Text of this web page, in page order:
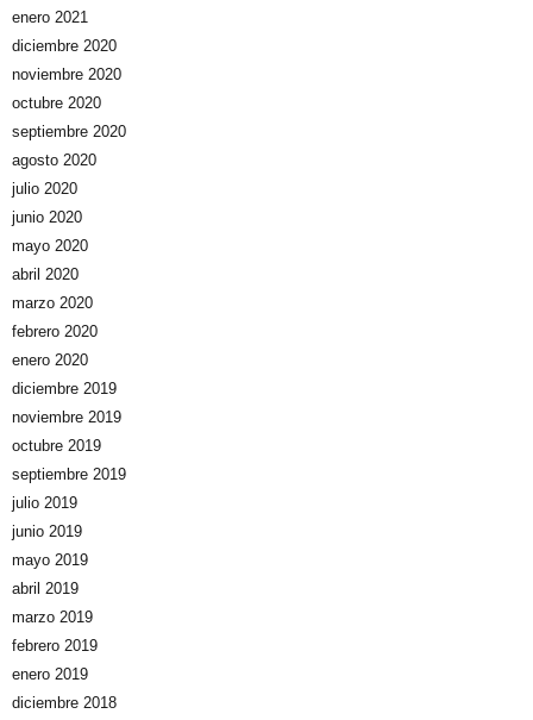
enero 2021
diciembre 2020
noviembre 2020
octubre 2020
septiembre 2020
agosto 2020
julio 2020
junio 2020
mayo 2020
abril 2020
marzo 2020
febrero 2020
enero 2020
diciembre 2019
noviembre 2019
octubre 2019
septiembre 2019
julio 2019
junio 2019
mayo 2019
abril 2019
marzo 2019
febrero 2019
enero 2019
diciembre 2018